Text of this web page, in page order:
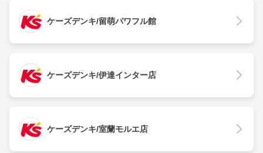
ケーズデンキ/留萌パワフル館
ケーズデンキ/伊達インター店
ケーズデンキ/室蘭モルエ店